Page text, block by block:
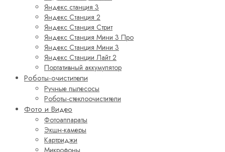
Яндекс станция 3
Яндекс Станция 2
Яндекс Станция Стрит
Яндекс Станция Мини 3 Про
Яндекс Станция Мини 3
Яндекс Станции Лайт 2
Портативный аккумулятор
Роботы-очистители
Ручные пылесосы
Роботы-стеклоочистители
Фото и Видео
Фотоаппараты
Экшн-камеры
Картриджи